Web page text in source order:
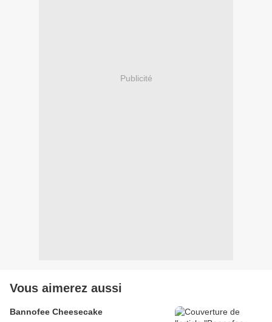
Publicité
Vous aimerez aussi
Bannofee Cheesecake